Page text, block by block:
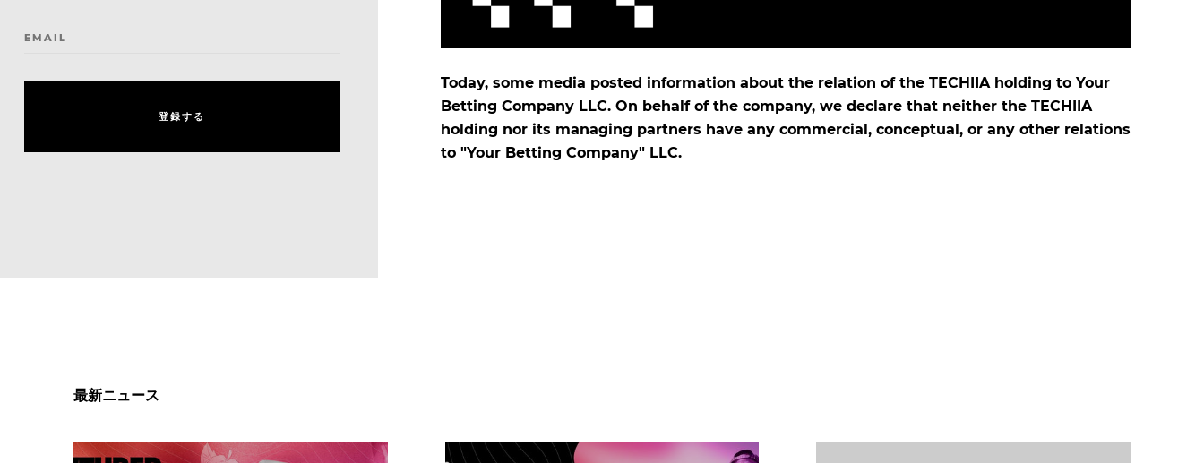
Today, some media posted information about the relation of the TECHIIA holding to Your
Betting Company LLC. On behalf of the company, we declare that neither the TECHIIA
holding nor its managing partners have any commercial, conceptual, or any other relations
to "Your Betting Company" LLC.
EMAIL
登録す る
最新ニュース